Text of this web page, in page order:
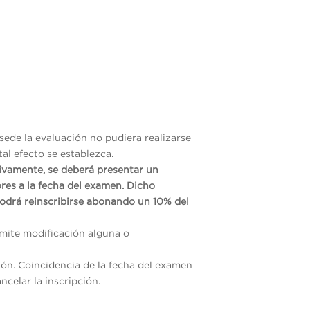
la evaluación no pudiera realizarse
efecto se establezca.
se deberá presentar un
a la fecha del examen. Dicho
reinscribirse abonando un 10% del
modificación alguna o
Coincidencia de la fecha del examen
la inscripción.